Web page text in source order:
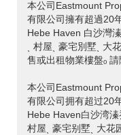
本公司Eastmount
有限公司擁有超過20
Hebe Haven 白沙灣
ˎ 村屋ˎ 豪宅別墅ˎ 大
售或出租物業樓盤ₒ
本公司Eastmount
有限公司拥有超过20
Hebe Haven白沙湾溱
村屋ˎ 豪宅别墅ˎ 大花